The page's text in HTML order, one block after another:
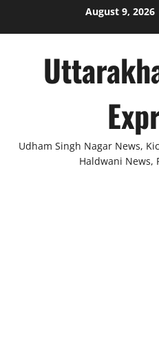
August 9, 2026
Udham Singh Nagar News,
Haldwani News,